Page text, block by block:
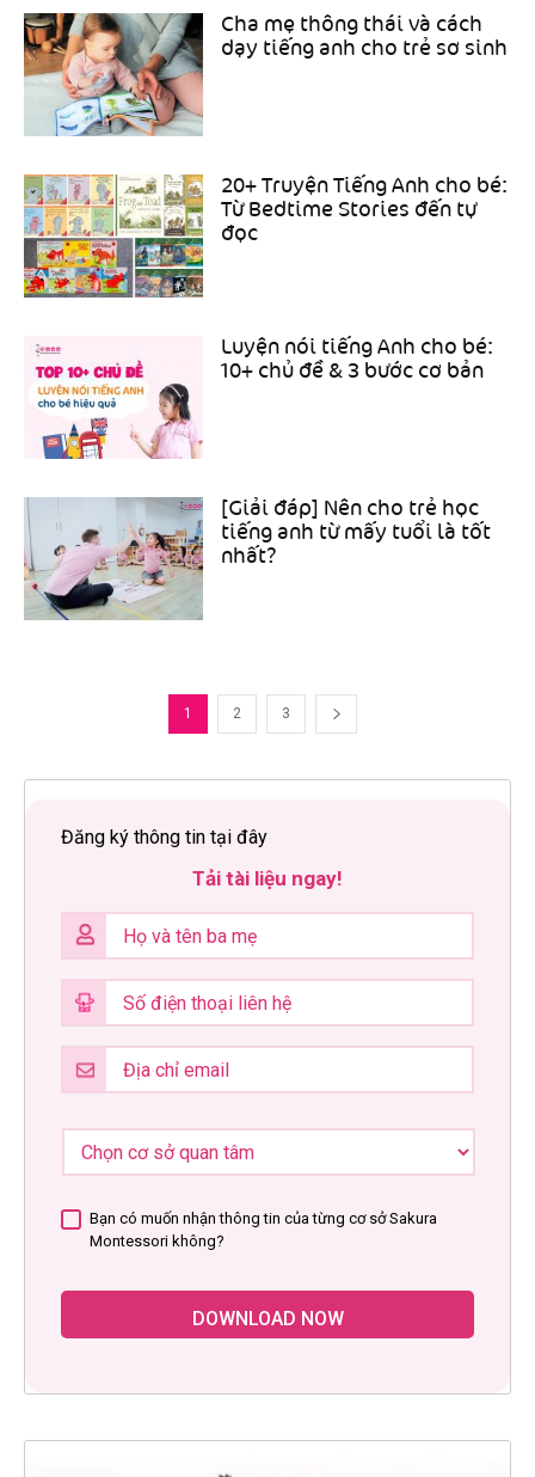
Cha mẹ thông thái và cách
dạy tiếng anh cho trẻ sơ sinh
20+ Truyện Tiếng Anh cho bé:
Từ Bedtime Stories đến tự
đọc
Luyện nói tiếng Anh cho bé:
10+ chủ đề & 3 bước cơ bản
[Giải đáp] Nên cho trẻ học
tiếng anh từ mấy tuổi là tốt
nhất?
1 2 3
Đăng ký thông tin tại đây
Tải tài liệu ngay!
Bạn có muốn nhận thông tin của từng cơ sở Sakura
Montessori không?